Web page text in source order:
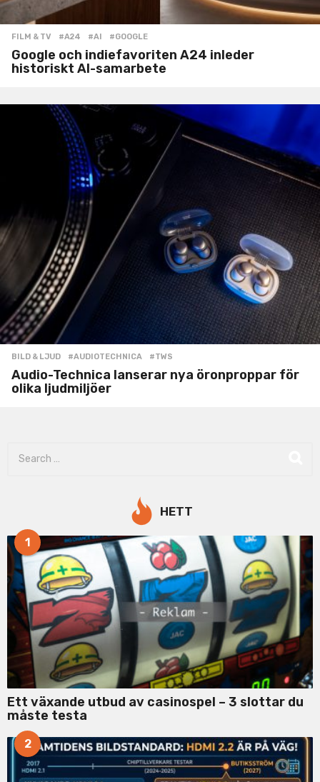
FILM & TV #A24 ,#AI ,#GOOGLE
Google och indiefavoriten A24 inleder
historiskt AI-samarbete
BILD & LJUD #AUDIOTECHNICA ,#TWS
Audio-Technica lanserar nya öronproppar för
olika ljudmiljöer
o
HETT
1
Ett växande utbud av casinospel – 3 slottar du
måste testa
2